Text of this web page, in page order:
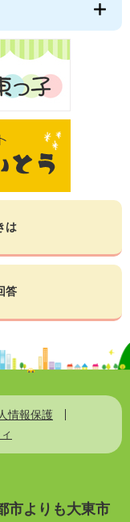
は
答
情報保護
市よりも大東市